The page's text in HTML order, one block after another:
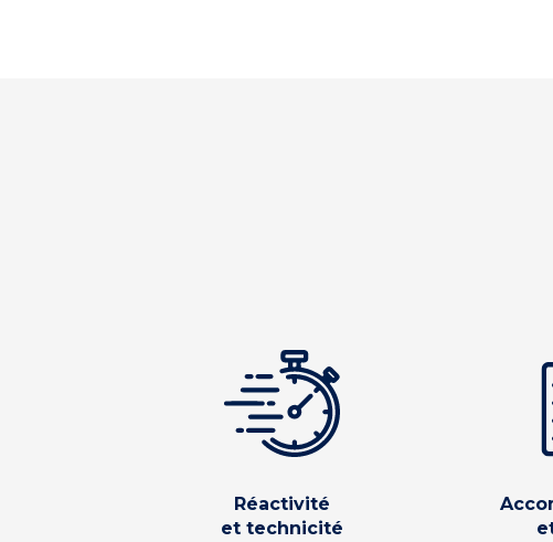
Réactivité
et technicité